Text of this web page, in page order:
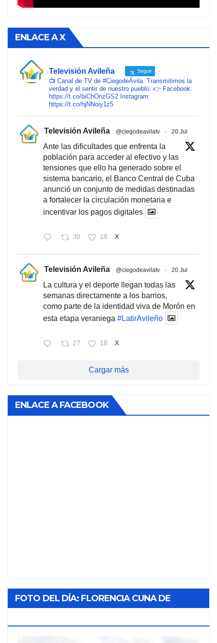
ENLACE A X
Televisión Avileña Seguir
📺 Canal de TV de #CiegodeÁvila. Transmitimos la
verdad y el sentir de nuestro pueblo. 👉 Facebook:
https://t.co/biChOnzGS2 Instagram:
https://t.co/hjNNoiy1z5
Televisión Avileña @ciegodeavilatv · 20 Jul
Ante las dificultades que enfrenta la
población para acceder al efectivo y las
tensiones que ello ha generado sobre el
sistema bancario, el Banco Central de Cuba
anunció un conjunto de medidas destinadas
a fortalecer la circulación monetaria e
incentivar los pagos digitales
30 18 X
Televisión Avileña @ciegodeavilatv · 20 Jul
La cultura y el deporte llegan todas las
semanas directamente a los barrios,
como parte de la identidad viva de Morón en
esta etapa veraniega #LatirAvileño
27 18 X
Cargar más
ENLACE A FACEBOOK
FOTO DEL DÍA: FLORENCIA CUNA DE